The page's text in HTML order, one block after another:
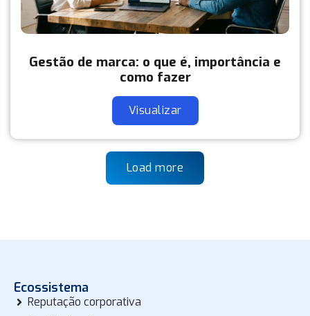
Gestão de marca: o que é, importância e
como fazer
Visualizar
Load more
Ecossistema
Reputação corporativa